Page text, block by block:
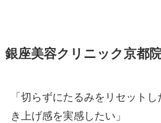
銀座美容クリニック京都
「切らずにたるみをリセットし
き上げ感を実感したい」